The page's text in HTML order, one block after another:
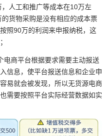
人工和推广等成本在10万左
货物采购是没有相应的成本票
照90万的利润来申报纳税，这
电商平台根据要求需要主动报送
信息，使平台报送信息和企业申
易就会被发现，所以无货源电商
需要按照平台实际经营数据如实